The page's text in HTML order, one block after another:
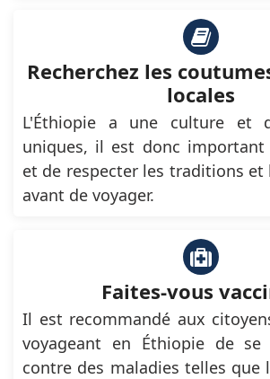
Recherchez les
locales
L'Éthiopie a une culture et
uniques, il est donc important
et de respecter les traditions et
avant de voyager.
Faites-vous
Il est recommandé aux
voyageant en Éthiopie de se
contre des maladies telles que